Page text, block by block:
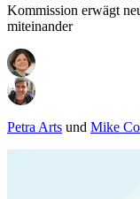
Kommission erwägt
miteinander
Petra Arts und Mike